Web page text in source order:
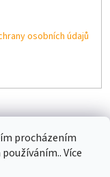
procházením
Více
osobních údajů